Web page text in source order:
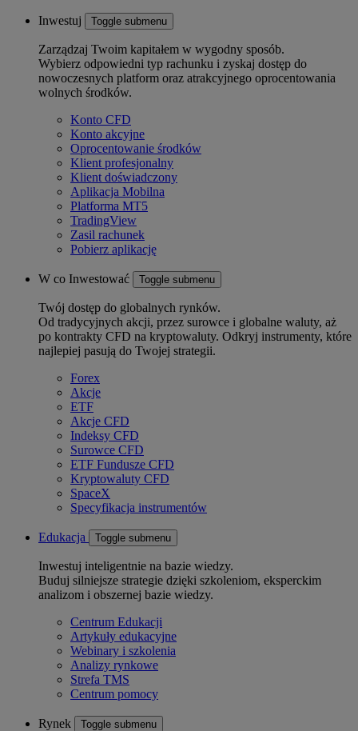
Inwestuj Toggle submenu
Zarządzaj Twoim kapitałem w wygodny sposób.
Wybierz odpowiedni typ rachunku i zyskaj dostęp do
nowoczesnych platform oraz atrakcyjnego oprocentowania
wolnych środków.
Konto CFD
Konto akcyjne
Oprocentowanie środków
Klient profesjonalny
Klient doświadczony
Aplikacja Mobilna
Platforma MT5
TradingView
Zasil rachunek
Pobierz aplikację
W co Inwestować Toggle submenu
Twój dostęp do globalnych rynków.
Od tradycyjnych akcji, przez surowce i globalne waluty, aż
po kontrakty CFD na kryptowaluty. Odkryj instrumenty, które
najlepiej pasują do Twojej strategii.
Forex
Akcje
ETF
Akcje CFD
Indeksy CFD
Surowce CFD
ETF Fundusze CFD
Kryptowaluty CFD
SpaceX
Specyfikacja instrumentów
Edukacja Toggle submenu
Inwestuj inteligentnie na bazie wiedzy.
Buduj silniejsze strategie dzięki szkoleniom, eksperckim
analizom i obszernej bazie wiedzy.
Centrum Edukacji
Artykuły edukacyjne
Webinary i szkolenia
Analizy rynkowe
Strefa TMS
Centrum pomocy
Rynek Toggle submenu